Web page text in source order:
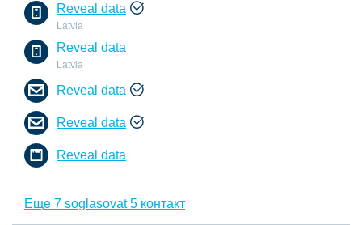
Reveal data
Latvia
Reveal data
Latvia
Reveal data
Reveal data
Reveal data
Еще 7 soglasovat 5 контакт